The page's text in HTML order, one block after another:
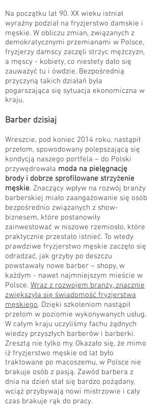
Na początku lat 90. XX wieku istniał
wyraźny podział na fryzjerstwo damskie i
męskie. W obliczu zmian, związanych z
demokratycznymi przemianami w Polsce,
fryzjerzy damscy zaczęli strzyc mężczyzn,
a męscy - kobiety, co niestety dało się
zauważyć tu i ówdzie. Bezpośrednią
przyczyną takich działań była
pogarszająca się sytuacja ekonomiczna w
kraju.
Barber dzisiaj
Wreszcie, pod koniec 2014 roku, nastąpił
przełom, spowodowany polepszającą się
kondycją naszego portfela – do Polski
przywędrowała moda na pielęgnację
brody i dobrze sprofilowane strzyżenie
męskie. Znaczący wpływ na rozwój branży
barberskiej miało zaangażowanie się osób
bezpośrednio związanych z show-
biznesem, które postanowiły
zainwestować w niszowe rzemiosło, które
praktycznie przestało istnieć. To wtedy
prawdziwe fryzjerstwo męskie zaczęło się
odradzać, jak grzyby po deszczu
powstawały nowe barber – shopy, w
każdym - nawet najmniejszym mieście w
Polsce. Wraz z rozwojem branży, znacznie
zwiększyła się świadomość fryzjerstwa
męskiego. Dzięki szkoleniom nastąpił
przełom w poziomie wykonywanych usług.
W całym kraju uczyliśmy fachu żądnych
wiedzy przyszłych barberów i barberki.
Zresztą nie tylko my. Okazało się, że mimo
iż fryzjerstwo męskie od lat było
traktowane po macoszemu, w Polsce nie
brakuje osób z pasją. Zawód barbera z
dnia na dzień stał się bardzo pożądany,
wciąż przybywają nowi mistrzowie i cały
czas brakuje rąk do pracy.